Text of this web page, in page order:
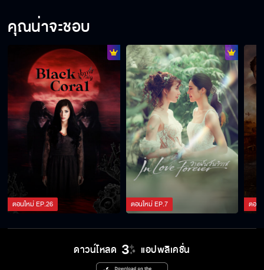
คุณน่าจะชอบ
ตอนใหม่EP.26 ตอนใหม่EP.7 ตอน
ดาวน์โหลด แอปพลิเคชั่น